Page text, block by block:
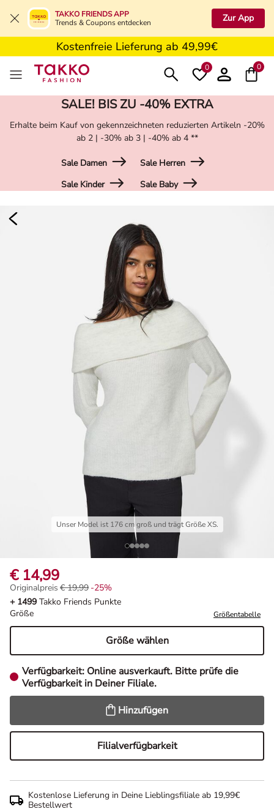
TAKKO FRIENDS APP
Trends & Coupons entdecken
Zur App
5€ Gutschein nach Registrierung*
Kostenfreie Retoure in der Filiale
Kostenfreie Lieferung ab 49,99€
5€ Gutschein nach Registrierung*
0 0
SALE! BIS ZU -40% EXTRA
Erhalte beim Kauf von gekennzeichneten reduzierten Artikeln -20%
ab 2 | -30% ab 3 | -40% ab 4 **
Sale Damen
Sale Herren
Sale Kinder
Sale Baby
Unser Model ist 176 cm groß und trägt Größe XS.
€ 14,99
Originalpreis € 19,99, Rabat -25%
Originalpreis € 19,99 -25%
+ 1499 Takko Friends Punkte
Größe
Größentabelle
Größe wählen
Verfügbarkeit: Online ausverkauft. Bitte prüfe die
Verfügbarkeit in Deiner Filiale.
Hinzufügen
Filialverfügbarkeit
Kostenlose Lieferung in Deine Lieblingsfiliale ab 19,99€
Bestellwert